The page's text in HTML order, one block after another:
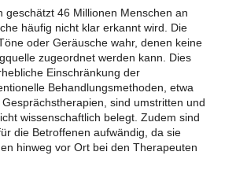
geschätzt 46 Millionen Menschen an
häufig nicht klar erkannt wird. Die
oder Geräusche wahr, denen keine
zugeordnet werden kann. Dies
Einschränkung der
Behandlungsmethoden, etwa
sind umstritten und
wissenschaftlich belegt. Zudem sind
die Betroffenen aufwändig, da sie
hinweg vor Ort bei den Therapeuten